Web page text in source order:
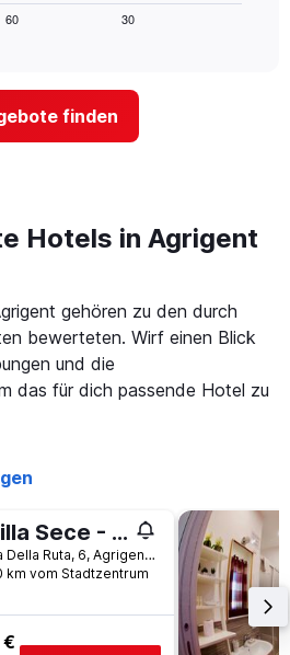
60 30
finden
Hotels in Agrigent
gehören zu den durch
bewerteten. Wirf einen Blick
und die
das für dich passende Hotel zu
Villa Sece - Luxury Rooms
Via Della Ruta, 6, Agrigent, Sizilien, Italien
km vom Stadtzentrum